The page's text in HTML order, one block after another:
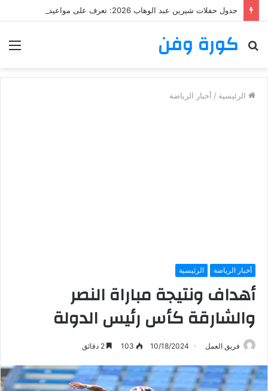
كورة وفن
بحث
الرئيسية / أخبار الرياضة
أخبار الرياضة الرئيسية
أهداف ونتيجة مباراة النصر
والشارقة كأس رئيس الدولة
فريق العمل 10/18/2024
103